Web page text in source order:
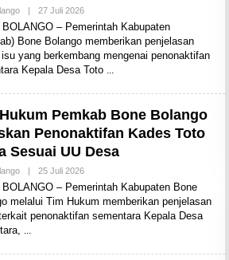
| 27 Juli 2026O
E
H
A
D
BOLANGO – Pemerintah Kabupaten
Bone Bolango memberikan penjelasan
yang berkembang mengenai penonaktifan
Kepala Desa Toto
Pemkab Bone Bolango
Penonaktifan Kades Toto
Sesuai UU Desa
| 25 Juli 2026O
E
H
A
BOLANGO – Pemerintah Kabupaten Bone
melalui Tim Hukum memberikan penjelasan
penonaktifan sementara Kepala Desa